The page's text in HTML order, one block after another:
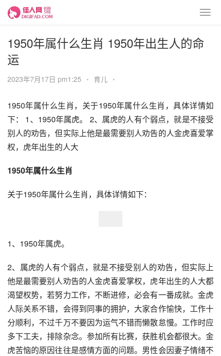
1950年属什么生肖 1950年出生人的命
运
2023年7月17日 pm1:25 • 育儿 •
1950年属什么生肖，关于1950年属什么生肖，具体详情如
下： 1、1950年属虎。 2、属虎的人有个弱点，就是不接受
别人的劝告，但实际上他是最需要别人劝告的人金虎喜爱掌
权，虎年出生的人大
1950年属什么生肖
关于1950年属什么生肖，具体详情如下：
1、1950年属虎。
2、属虎的人有个弱点，就是不接受别人的劝告，但实际上
他是最需要别人劝告的人金虎喜爱掌权，虎年出生的人大都
渴望权势，若努力工作，不断进修，必会有一番成就。金虎
人际关系不错，会得到同事的拥护，大家合作愉快，工作十
分顺利，不过千万不要因为运气不错而懒散怠慢。工作时应
多下工夫，排除杂念。参加所有比赛，获胜机会都很大。金
虎苦恼的原因往往是感情方面的问题。男性会因妻子情绪不